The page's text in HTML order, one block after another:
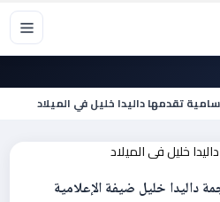
تقدمها داليدا خليل في الميلاد
تقدمها داليدا خليل في
داليدا خليل ضيفة الإعلامية